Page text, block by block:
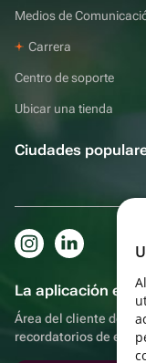
Medios de
Carrera
Centro de soporte
Ubicar una tienda
Ciudades
La aplicación es
Área del cliente del
recordatorios de